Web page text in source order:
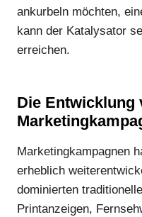
ankurbeln möchten,
kann der Katalysator
erreichen.
Die Entwicklung
Marketingkampagnen
erheblich
dominierten
Printanzeigen,